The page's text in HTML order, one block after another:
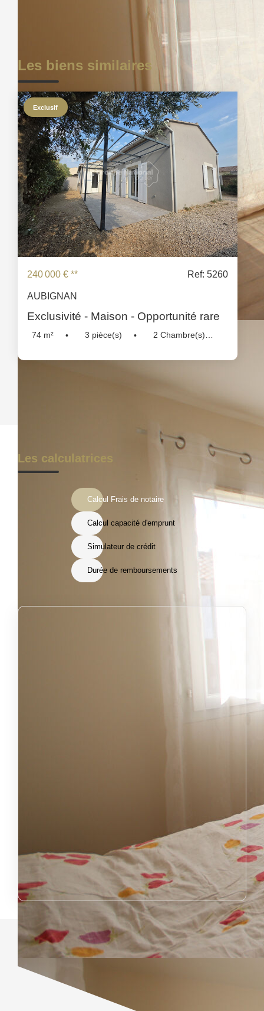
Les biens similaires
Exclusif
240 000 € ** Ref: 5260
AUBIGNAN
Exclusivité - Maison - Opportunité rare
74 m² 3 pièce(s) 2 Chambre(s)
Les calculatrices
Calcul Frais de notaire
Calcul capacité d'emprunt
Simulateur de crédit
Durée de remboursements